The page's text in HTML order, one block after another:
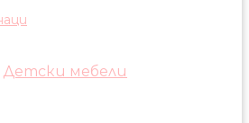
Детски мебели